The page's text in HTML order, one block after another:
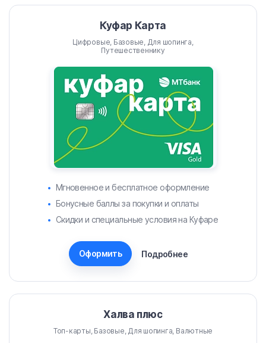
Куфар Карта
Цифровые, Базовые, Для шопинга,
Путешественнику
Мгновенное и бесплатное оформление
Бонусные баллы за покупки и оплаты
Скидки и специальные условия на Куфаре
Оформить Подробнее
Халва плюс
Топ-карты, Базовые, Для шопинга, Валютные